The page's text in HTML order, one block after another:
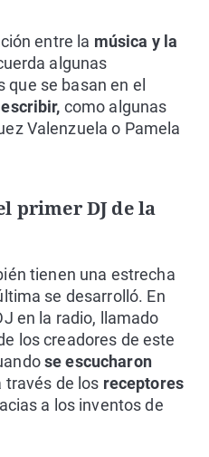
entre la música y la
algunas
se basan en el
como algunas
Valenzuela o Pamela
primer DJ de la
tienen una estrecha
se desarrolló. En
en la radio, llamado
los creadores de este
se escucharon
través de los receptores
a los inventos de